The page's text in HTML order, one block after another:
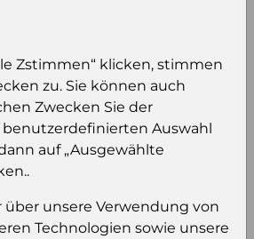
um den Preis zu
sehen
sein, um Preise zu
dieses Produkt zu kaufen.
Anmeldung für B2B Konto
Zstimmen“ klicken, stimmen
zu. Sie können auch
Zwecken Sie der
Auswahl
auf „Ausgewählte
über unsere Verwendung von
Technologien sowie unsere